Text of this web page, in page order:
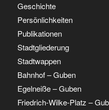
Geschichte
Persönlichkeiten
Publikationen
Stadtgliederung
Stadtwappen
Bahnhof – Guben
Egelneiße – Guben
Friedrich-Wilke-Platz –